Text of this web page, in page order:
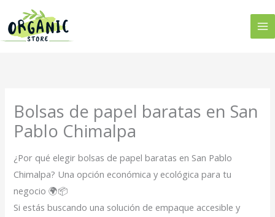
contenido
Bolsas de papel baratas en San
Pablo Chimalpa
¿Por qué elegir bolsas de papel baratas en San Pablo
Chimalpa? Una opción económica y ecológica para tu
negocio 🌍📦
Si estás buscando una solución de empaque accesible y